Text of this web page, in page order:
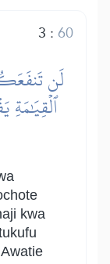
3 :60
لَن
ٱلۡقِيَٰمَةِ
kwa